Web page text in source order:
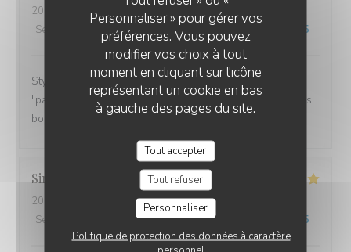
Personnaliser » pour gérer vos
préférences. Vous pouvez
modifier vos choix à tout
moment en cliquant sur l'icône
représentant un cookie en bas
à gauche des pages du site.
Tout accepter
Tout refuser
Personnaliser
Politique de protection des données à caractère
2026-02-07
- 19:00 - Couverts 2
Service
Ambiance Cuisine 5 /5
Style breton sympa. Service rapide, les cuistots
"pakistanais" font de très bonnes galettes lol. C'était très
bon. Je recommande.
Simone
2026-02-07
- 19:00 - Couverts 2
Service
Ambiance:5/5 Cuisine:5/5 /5